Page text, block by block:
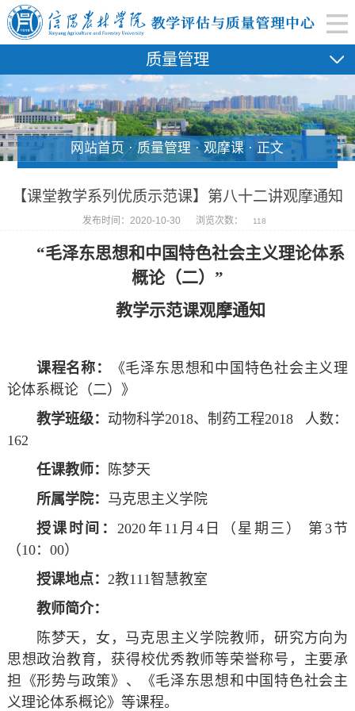
质量管理
网站首页 · 质量管理 · 观摩课 · 正文
【课堂教学系列优质示范课】第八十二讲观摩通知
发布时间：2020-10-30 浏览次数： 118
“毛泽东思想和中国特色社会主义理论体系
概论（二）”
教学示范课观摩通知
课程名称：
《毛泽东思想和中国特色社会主义理
论体系概论（二）》
教学班级： 动物科学2018、制药工程2018
人数：
162
任课教师：
陈梦天
所属学院： 马克思主义学院
授课时间： 2020年11 月 4日（星期三） 第 3节
（10： 00）
授课地点： 2教111 智慧教室
教师简介：
陈梦天，女，马克思主义学院教师，研究方向为
思想政治教育，获得校优秀教师等荣誉称号，主要承
担《形势与政策》、《毛泽东思想和中国特色社会主
义理论体系概论》等课程。